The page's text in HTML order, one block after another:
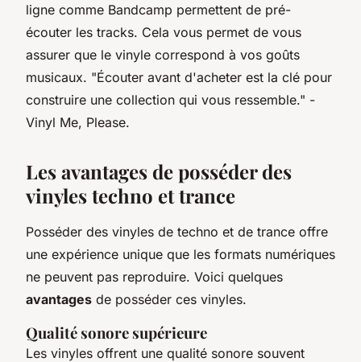
ligne comme Bandcamp permettent de pré-
écouter les tracks. Cela vous permet de vous
assurer que le vinyle correspond à vos goûts
musicaux. "Écouter avant d'acheter est la clé pour
construire une collection qui vous ressemble." -
Vinyl Me, Please.
Les avantages de posséder des
vinyles techno et trance
Posséder des vinyles de techno et de trance offre
une expérience unique que les formats numériques
ne peuvent pas reproduire. Voici quelques
avantages de posséder ces vinyles.
Qualité sonore supérieure
Les vinyles offrent une qualité sonore souvent